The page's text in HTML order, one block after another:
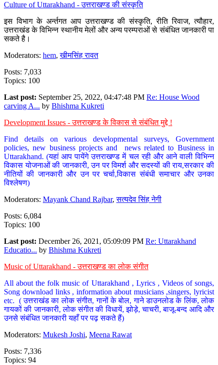
Culture of Uttarakhand - उत्तराखण्ड की संस्कृति
इस विभाग के अर्न्तगत आप उत्तराखण्ड की संस्कृति, रीति रिवाज, त्यौहार,
उत्तराखंड के विभिन्न स्थानीय मेलों और अन्य परम्पराओं से संबंधित जानकारी पा
सकते है।
Moderators: hem,खीमसिंह रावत
Posts: 7,033
Topics: 100
Last post: September 25, 2022, 04:47:48 PM Re: House Wood
carving A... by Bhishma Kukreti
Development Issues - उत्तराखण्ड के विकास से संबंधित मुद्दे !
Find details on various developmental surveys, Government
policies, new business projects and news related to Business in
Uttarakhand. (यहां आप पायेंगे उत्तराखण्ड में चल रही और आने वाली विभिन्न
विकास योजनाओं की जानकारी, उन पर विमर्श और सदस्यों की राय,सरकार की
नीतियों की जानकारी और उन पर चर्चा,विकास संबंधी समाचार और उनका
विश्लेषण)
Moderators: Mayank Chand Rajbar,सत्यदेव सिंह नेगी
Posts: 6,084
Topics: 100
Last post: December 26, 2021, 05:09:09 PM Re: Uttarakhand
Educatio... by Bhishma Kukreti
Music of Uttarakhand - उत्तराखण्ड का लोक संगीत
All about the folk music of Uttarakhand , Lyrics , Videos of songs,
Song download links , information about musicians ,singers, lyricist
etc. ( उत्तराखंड का लोक संगीत, गानों के बोल, गाने डाउनलोड के लिंक, लोक
गायकों की जानकारी, लोक संगीत की विधायें, झोड़े, चाचरी, बाजू-बन्द आदि और
उनसे संबंधित जानकारी यहाँ पर पढ़ सकते हैं)
Moderators: Mukesh Joshi, Meena Rawat
Posts: 7,336
Topics: 94